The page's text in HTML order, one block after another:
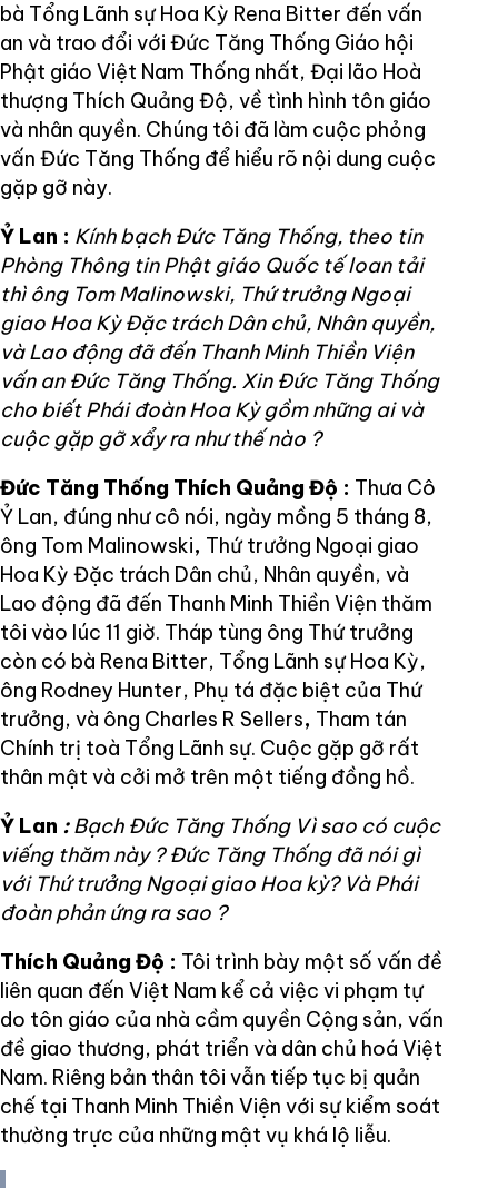
bà Tổng Lãnh sự Hoa Kỳ Rena Bitter đến vấn
an và trao đổi với Đức Tăng Thống Giáo hội
Phật giáo Việt Nam Thống nhất, Đại lão Hoà
thượng Thích Quảng Độ, về tình hình tôn giáo
và nhân quyền. Chúng tôi đã làm cuộc phỏng
vấn Đức Tăng Thống để hiểu rõ nội dung cuộc
gặp gỡ này.
Ỷ Lan : Kính bạch Đức Tăng Thống, theo tin
Phòng Thông tin Phật giáo Quốc tế loan tải
thì ông Tom Malinowski, Thứ trưởng Ngoại
giao Hoa Kỳ Đặc trách Dân chủ, Nhân quyền,
và Lao động đã đến Thanh Minh Thiền Viện
vấn an Đức Tăng Thống. Xin Đức Tăng Thống
cho biết Phái đoàn Hoa Kỳ gồm những ai và
cuộc gặp gỡ xẩy ra như thế nào ?
Đức Tăng Thống Thích Quảng Độ : Thưa Cô
Ỷ Lan, đúng như cô nói, ngày mồng 5 tháng 8,
ông Tom Malinowski, Thứ trưởng Ngoại giao
Hoa Kỳ Đặc trách Dân chủ, Nhân quyền, và
Lao động đã đến Thanh Minh Thiền Viện thăm
tôi vào lúc 11 giờ. Tháp tùng ông Thứ trưởng
còn có bà Rena Bitter, Tổng Lãnh sự Hoa Kỳ,
ông Rodney Hunter, Phụ tá đặc biệt của Thứ
trưởng, và ông Charles R Sellers, Tham tán
Chính trị toà Tổng Lãnh sự. Cuộc gặp gỡ rất
thân mật và cởi mở trên một tiếng đồng hồ.
Ỷ Lan : Bạch Đức Tăng Thống Vì sao có cuộc
viếng thăm này ? Đức Tăng Thống đã nói gì
với Thứ trưởng Ngoại giao Hoa kỳ? Và Phái
đoàn phản ứng ra sao ?
Thích Quảng Độ : Tôi trình bày một số vấn đề
liên quan đến Việt Nam kể cả việc vi phạm tự
do tôn giáo của nhà cầm quyền Cộng sản, vấn
đề giao thương, phát triển và dân chủ hoá Việt
Nam. Riêng bản thân tôi vẫn tiếp tục bị quản
chế tại Thanh Minh Thiền Viện với sự kiểm soát
thường trực của những mật vụ khá lộ liễu.